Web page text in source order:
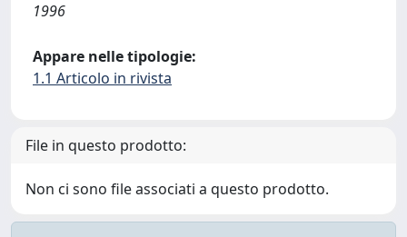
1996
Appare nelle tipologie:
1.1 Articolo in rivista
File in questo prodotto:
Non ci sono file associati a questo prodotto.